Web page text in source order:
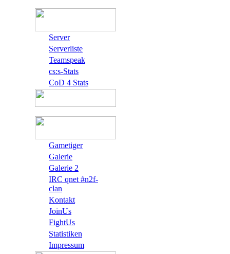
Server
Serverliste
Teamspeak
cs:s-Stats
CoD 4 Stats
Gametiger
Galerie
Galerie 2
IRC qnet #n2f-
clan
Kontakt
JoinUs
FightUs
Statistiken
Impressum